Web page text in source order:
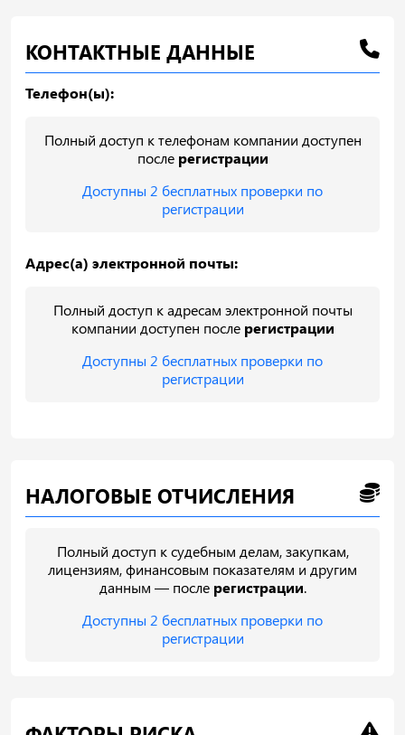
КОНТАКТНЫЕ ДАННЫЕ
Телефон(ы):
Полный доступ к телефонам компании доступен
после регистрации
Доступны 2 бесплатных проверки по
регистрации
Адрес(а) электронной почты:
Полный доступ к адресам электронной почты
компании доступен после регистрации
Доступны 2 бесплатных проверки по
регистрации
НАЛОГОВЫЕ ОТЧИСЛЕНИЯ
Полный доступ к судебным делам, закупкам,
лицензиям, финансовым показателям и другим
данным — после регистрации.
Доступны 2 бесплатных проверки по
регистрации